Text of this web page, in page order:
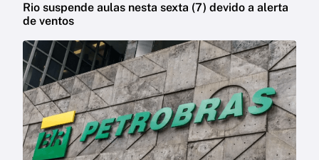
Rio suspende aulas nesta sexta (7) devido a alerta
de ventos